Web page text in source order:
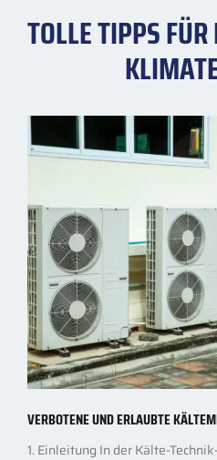
UNSERE
TOLLE TIPPS
VERBOTENE UND ERLAUBTE